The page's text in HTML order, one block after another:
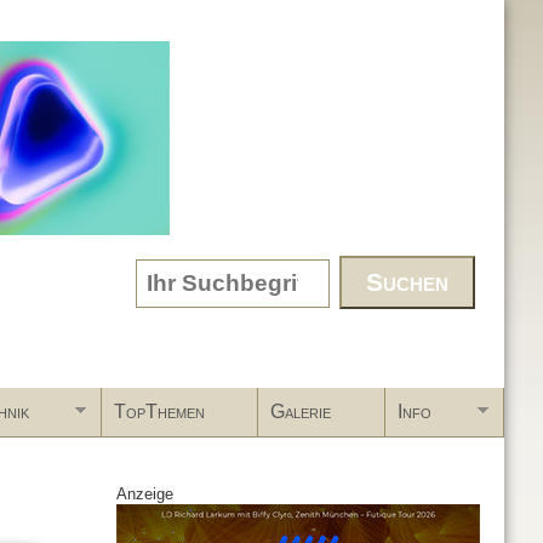
Search form
TopThemen Galerie Info
Anzeige